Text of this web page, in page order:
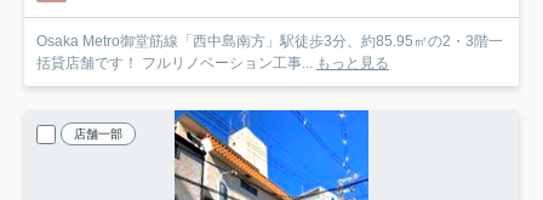
Osaka Metro御堂筋線「西中島南方」駅徒歩3分、約85.95㎡の2・3階一
括貸店舗です！ フルリノベーション工事...
もっと見る
店舗一部